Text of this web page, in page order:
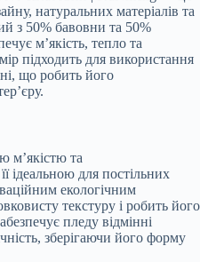
натуральних матеріалів та
з 50% бавовни та 50%
м’якість, тепло та
підходить для використання
що робить його
м’якістю та
ідеальною для постільних
екологічним
текстуру і робить його
пледу відмінні
зберігаючи його форму